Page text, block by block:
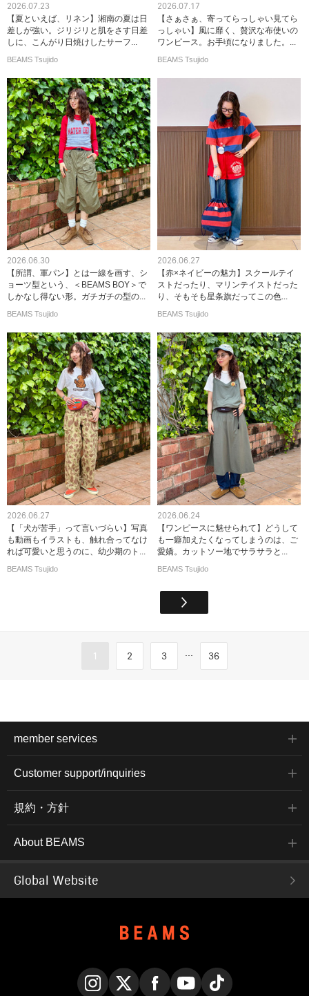
2026.07.23
【夏といえば、リネン】湘南の夏は日
差しが強い。ジリジリと肌をさす日差
しに、こんがり日焼けしたサーフ...
BEAMS Tsujido
2026.07.17
【さぁさぁ、寄ってらっしゃい見てら
っしゃい】風に靡く、贅沢な布使いの
ワンピース。お手頃になりました。...
BEAMS Tsujido
2026.06.30
【所謂、軍パン】とは一線を画す、シ
ョーツ型という、＜BEAMS BOY＞で
しかなし得ない形。ガチガチの型の...
BEAMS Tsujido
2026.06.27
【赤×ネイビーの魅力】スクールテイ
ストだったり、マリンテイストだった
り、そもそも星条旗だってこの色...
BEAMS Tsujido
2026.06.27
【「犬が苦手」って言いづらい】写真
も動画もイラストも、触れ合ってなけ
れば可愛いと思うのに、幼少期のト...
BEAMS Tsujido
2026.06.24
【ワンピースに魅せられて】どうして
も一癖加えたくなってしまうのは、ご
愛嬌。カットソー地でサラサラと...
BEAMS Tsujido
1 2 3 ... 36
member services
Customer support/inquiries
規約・方針
About BEAMS
Global Website